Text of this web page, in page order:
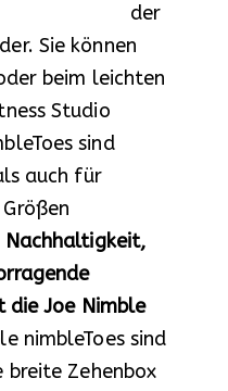
der
Sie können
beim leichten
Studio
sind
auch für
die Joe Nimble
nimbleToes sind
Zehenbox